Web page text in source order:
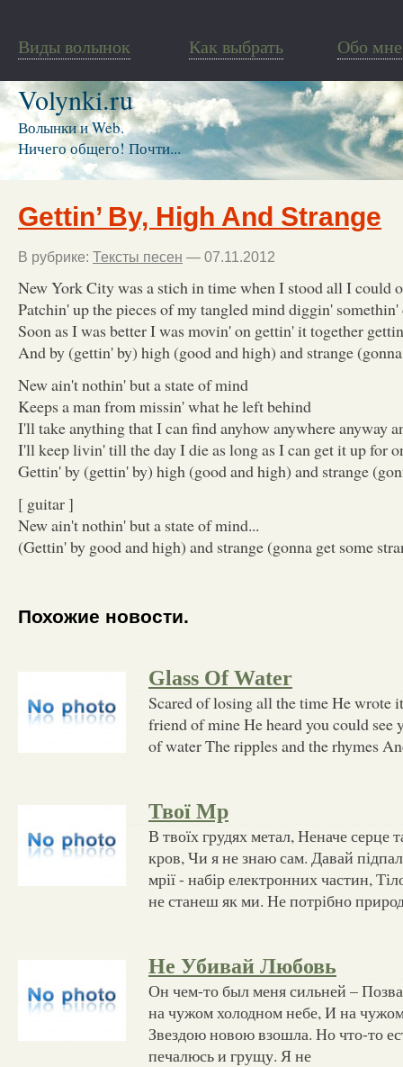
Виды волынок Как выбрать Обо мне
Volynki.ru
Волынки и Web.
Ничего общего! Почти...
Gettin’ By, High And Strange
В рубрике: Тексты песен — 07.11.2012
New York City was a stich in time when I stood all I could
Patchin' up the pieces of my tangled mind diggin'
Soon as I was better I was movin' on gettin' it together
And by (gettin' by) high (good and high) and strange
New ain't nothin' but a state of mind
Keeps a man from missin' what he left behind
I'll take anything that I can find anyhow anywhere anyway
I'll keep livin' till the day I die as long as I can get it up for
Gettin' by (gettin' by) high (good and high) and strange
[ guitar ]
New ain't nothin' but a state of mind...
(Gettin' by good and high) and strange (gonna get some
Похожие новости.
Glass Of Water
Scared of losing all the time He wrote
friend of mine He heard you could see
of water The ripples and the rhymes
Твої Мр
В твоїх грудях метал, Неначе серце
кров, Чи я не знаю сам. Давай
мрії - набір електронних частин,
не станеш як ми. Не потрібно
Не Убивай Любовь
Он чем-то был меня сильней –
на чужом холодном небе, И на
Звездою новою взошла. Но что-то
печалюсь и грущу. Я не